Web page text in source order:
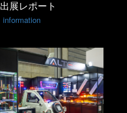
出展レポート
information